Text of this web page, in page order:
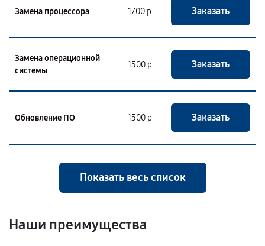
Замена процессора 1700 р Заказать
Замена операционной
системы
1500 р Заказать
Обновление ПО 1500 р Заказать
Показать весь список
Наши преимущества